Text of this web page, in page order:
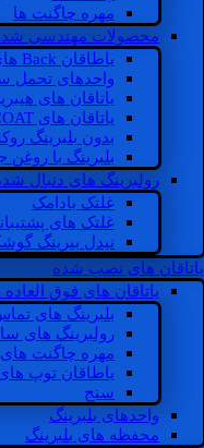
مهره چاگنت ها
محصولات مهندسی
یاطاقان Back های پشتی
واحدهای تحمل
یاتاقان های
یاتاقان های INSOCOAT
بدون بلبرینگ
بلبرینگ با روغن
رولبرینگ های دنبال
غلتک بادامک
غلتک های
نیدل بیرینگ
یاتاقان های نصب شده
یاتاقان های فوق
بلبرینگ های
رولبرینگ های
مهره چاگنت
یاطاقان توپ
سنج
واحدهای بلبرینگ
محفظه های بلبرینگ